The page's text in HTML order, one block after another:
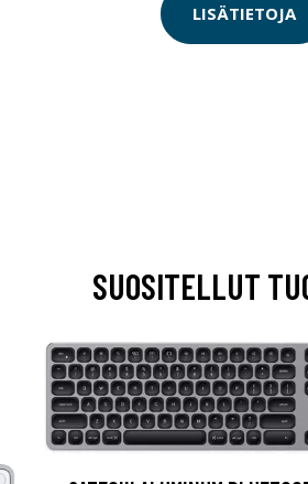
LISÄTIETOJA
SUOSITELLUT